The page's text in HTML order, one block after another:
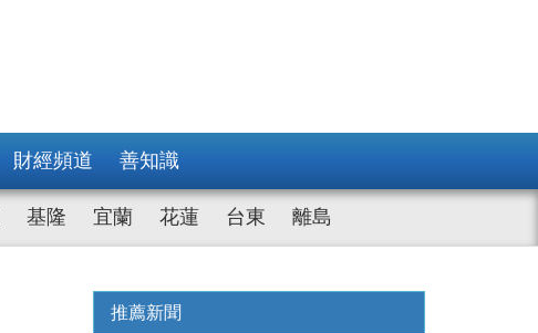
財經頻道 善知識
基隆 宜蘭 花蓮 台東 離島
推薦新聞